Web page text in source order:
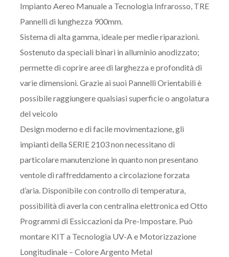
Impianto Aereo Manuale a Tecnologia Infrarosso, TRE
Pannelli di lunghezza 900mm.
Sistema di alta gamma, ideale per medie riparazioni.
Sostenuto da speciali binari in alluminio anodizzato;
permette di coprire aree di larghezza e profondità di
varie dimensioni. Grazie ai suoi Pannelli Orientabili è
possibile raggiungere qualsiasi superficie o angolatura
del veicolo
Design moderno e di facile movimentazione, gli
impianti della SERIE 2103 non necessitano di
particolare manutenzione in quanto non presentano
ventole di raffreddamento a circolazione forzata
d’aria. Disponibile con controllo di temperatura,
possibilità di averla con centralina elettronica ed Otto
Programmi di Essiccazioni da Pre-Impostare. Può
montare KIT a Tecnologia UV-A e Motorizzazione
Longitudinale – Colore Argento Metal